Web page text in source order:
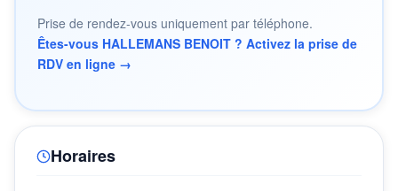
Prise de rendez-vous uniquement par téléphone.
Êtes-vous HALLEMANS BENOIT ? Activez la prise de
RDV en ligne →
Horaires